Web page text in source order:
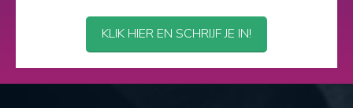
KLIK HIER EN SCHRIJF JE IN!